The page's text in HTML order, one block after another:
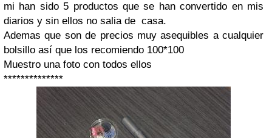
mi han sido 5 productos que se han convertido en mis
diarios y sin ellos no salia de casa.
Ademas que son de precios muy asequibles a cualquier
bolsillo así que los recomiendo 100*100
Muestro una foto con todos ellos
**************